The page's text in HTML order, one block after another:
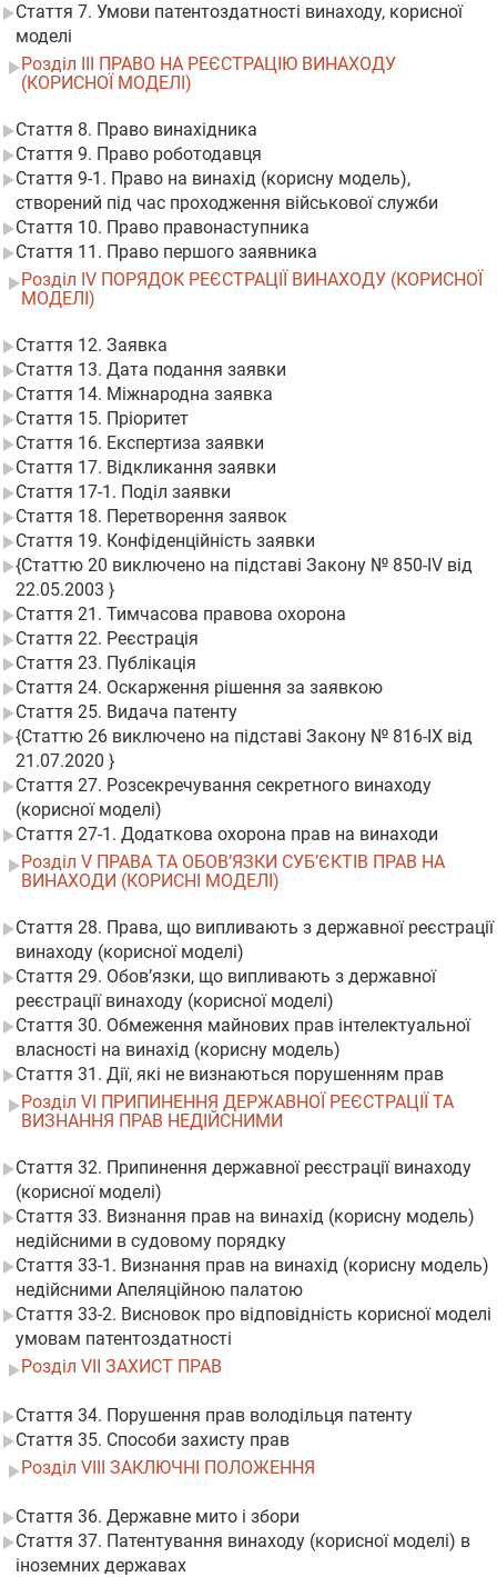
Стаття 7. Умови патентоздатності винаходу, корисної
моделі
Розділ III ПРАВО НА РЕЄСТРАЦІЮ ВИНАХОДУ
(КОРИСНОЇ МОДЕЛІ)
Стаття 8. Право винахідника
Стаття 9. Право роботодавця
Стаття 9-1. Право на винахід (корисну модель),
створений під час проходження військової служби
Стаття 10. Право правонаступника
Стаття 11. Право першого заявника
Розділ IV ПОРЯДОК РЕЄСТРАЦІЇ ВИНАХОДУ (КОРИСНОЇ
МОДЕЛІ)
Стаття 12. Заявка
Стаття 13. Дата подання заявки
Стаття 14. Міжнародна заявка
Стаття 15. Пріоритет
Стаття 16. Експертиза заявки
Стаття 17. Відкликання заявки
Стаття 17-1. Поділ заявки
Стаття 18. Перетворення заявок
Стаття 19. Конфіденційність заявки
{Статтю 20 виключено на підставі Закону № 850-IV від
22.05.2003 }
Стаття 21. Тимчасова правова охорона
Стаття 22. Реєстрація
Стаття 23. Публікація
Стаття 24. Оскарження рішення за заявкою
Стаття 25. Видача патенту
{Статтю 26 виключено на підставі Закону № 816-IX від
21.07.2020 }
Стаття 27. Розсекречування секретного винаходу
(корисної моделі)
Стаття 27-1. Додаткова охорона прав на винаходи
Розділ V ПРАВА ТА ОБОВ’ЯЗКИ СУБ’ЄКТІВ ПРАВ НА
ВИНАХОДИ (КОРИСНІ МОДЕЛІ)
Стаття 28. Права, що випливають з державної реєстрації
винаходу (корисної моделі)
Стаття 29. Обов’язки, що випливають з державної
реєстрації винаходу (корисної моделі)
Стаття 30. Обмеження майнових прав інтелектуальної
власності на винахід (корисну модель)
Стаття 31. Дії, які не визнаються порушенням прав
Розділ VI ПРИПИНЕННЯ ДЕРЖАВНОЇ РЕЄСТРАЦІЇ ТА
ВИЗНАННЯ ПРАВ НЕДІЙСНИМИ
Стаття 32. Припинення державної реєстрації винаходу
(корисної моделі)
Стаття 33. Визнання прав на винахід (корисну модель)
недійсними в судовому порядку
Стаття 33-1. Визнання прав на винахід (корисну модель)
недійсними Апеляційною палатою
Стаття 33-2. Висновок про відповідність корисної моделі
умовам патентоздатності
Розділ VII ЗАХИСТ ПРАВ
Стаття 34. Порушення прав володільця патенту
Стаття 35. Способи захисту прав
Розділ VIII ЗАКЛЮЧНІ ПОЛОЖЕННЯ
Стаття 36. Державне мито і збори
Стаття 37. Патентування винаходу (корисної моделі) в
іноземних державах